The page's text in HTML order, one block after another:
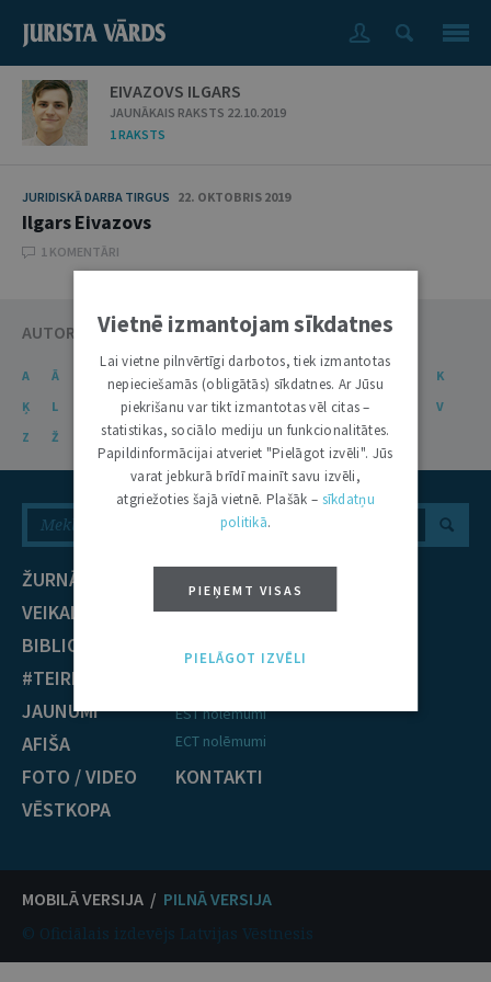
EIVAZOVS ILGARS
JAUNĀKAIS RAKSTS 22.10.2019
1 RAKSTS
JURIDISKĀ DARBA TIRGUS 22. OKTOBRIS 2019
Ilgars Eivazovs
1 KOMENTĀRI
AUTORU KATALOGS
A Ā E G
K
Ķ
L N Ņ O P R S Š T
V
Z
Ž
ŽURNĀLS
VEIKALS
BIBLIOTĒKA
#TEIRDARBS
JAUNUMI
AFIŠA
FOTO / VIDEO
VĒSTKOPA
Civiltiesības
EST nolēmumi
ECT nolēmumi
KONTAKTI
MOBILĀ VERSIJA / PILNĀ VERSIJA
© Oficiālais izdevējs Latvijas Vēstnesis
Vietnē izmantojam sīkdatnes
Lai vietne pilnvērtīgi darbotos, tiek izmantotas
nepieciešamās (obligātās) sīkdatnes. Ar Jūsu
piekrišanu var tikt izmantotas vēl citas –
statistikas, sociālo mediju un funkcionalitātes.
Papildinformācijai atveriet "Pielāgot izvēli". Jūs
varat jebkurā brīdī mainīt savu izvēli,
atgriežoties šajā vietnē. Plašāk – sīkdatņu
politikā.
PIEŅEMT VISAS
PIELĀGOT IZVĒLI